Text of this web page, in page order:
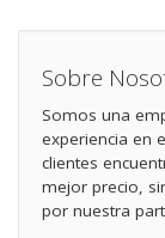
Sobre
Somos una
experiencia en
clientes
mejor precio,
por nuestra